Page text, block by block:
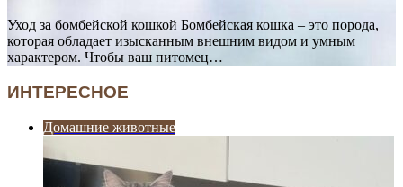
Уход за бомбейской кошкой Бомбейская кошка – это порода,
которая обладает изысканным внешним видом и умным
характером. Чтобы ваш питомец…
ИНТЕРЕСНОЕ
Домашние животные